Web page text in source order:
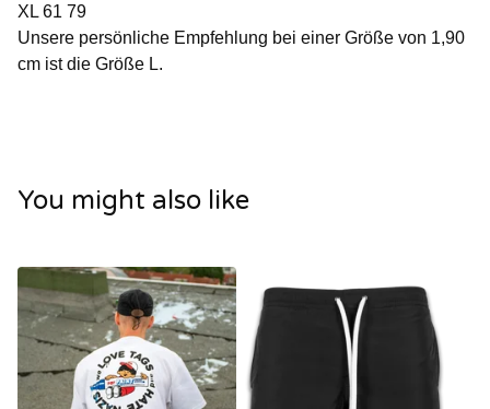
XL 61 79
Unsere persönliche Empfehlung bei einer Größe von 1,90
cm ist die Größe L.
You might also like